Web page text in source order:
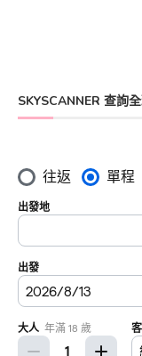
SKYSCANNER 查詢